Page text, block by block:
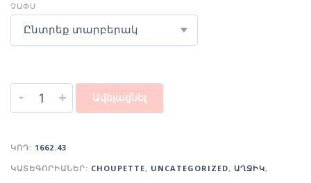
ՉԱՓՍ
Ընտրեք տարբերակ
- + Ավելացնել
ԿՈԴ: 1662.43
ԿԱՏԵԳՈՐԻԱՆԵՐ: CHOUPETTE, UNCATEGORIZED, ԱՂՋԻԿ,